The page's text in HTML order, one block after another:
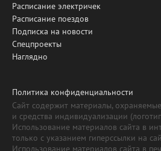
Расписание электричек
Расписание поездов
Подписка на новости
Спецпроекты
Наглядно
Политика конфиденциальности
Сайт содержит материалы,
и средства индивидуализации
Использование материалов сайта в
только с указанием гиперссылки на
Использование материалов сайта в